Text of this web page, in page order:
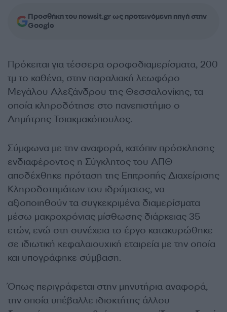
Προσθήκη του newsit.gr ως προτεινόμενη πηγή στην
Google
Πρόκειται για τέσσερα οροφοδιαμερίσματα, 200
τμ το καθένα, στην παραλιακή λεωφόρο
Μεγάλου Αλεξάνδρου της Θεσσαλονίκης, τα
οποία κληροδότησε στο πανεπιστήμιο ο
Δημήτρης Τσιακμακόπουλος.
Σύμφωνα με την αναφορά, κατόπιν πρόσκλησης
ενδιαφέροντος η Σύγκλητος του ΑΠΘ
αποδέχθηκε πρόταση της Επιτροπής Διαχείρισης
Κληροδοτημάτων του ιδρύματος, να
αξιοποιηθούν τα συγκεκριμένα διαμερίσματα
μέσω μακροχρόνιας μίσθωσης διάρκειας 35
ετών, ενώ στη συνέχεια το έργο κατακυρώθηκε
σε ιδιωτική κεφαλαιουχική εταιρεία με την οποία
και υπογράφηκε σύμβαση.
Όπως περιγράφεται στην μηνυτήρια αναφορά,
την οποία υπέβαλλε ιδιοκτήτης άλλου